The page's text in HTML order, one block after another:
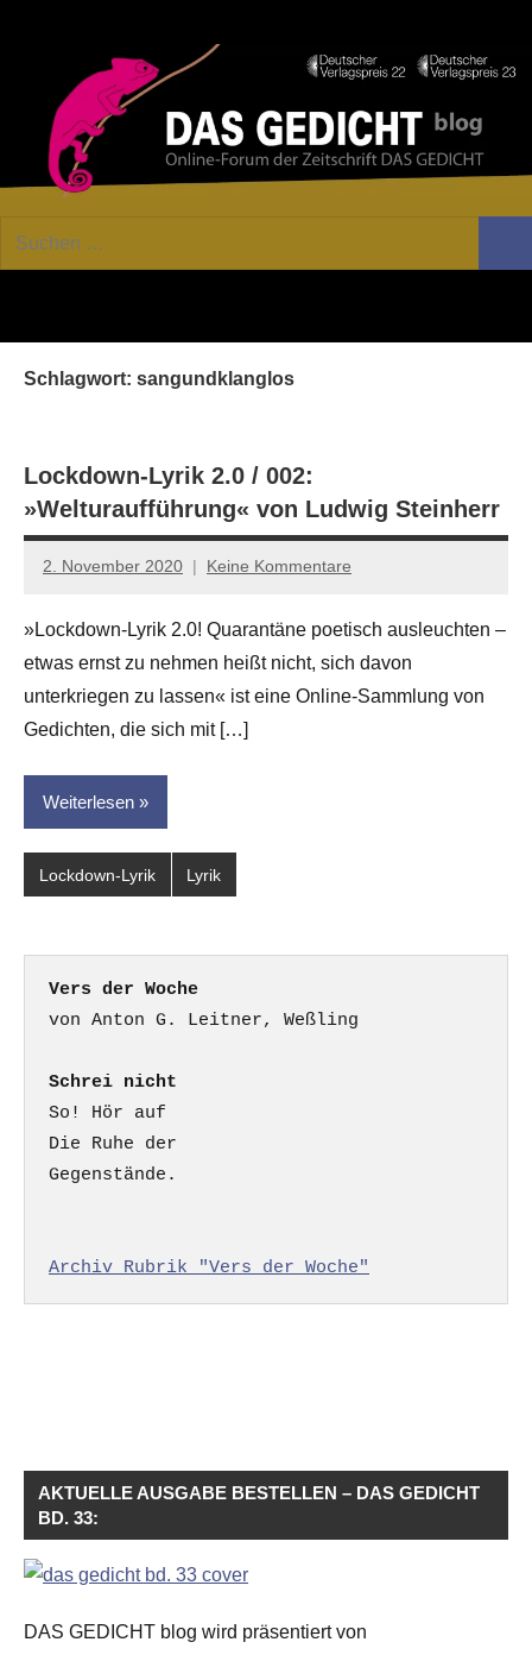
GEDICHT
Forum
von
und
Suchen
Schlagwort: sangundklanglos
Lockdown-Lyrik 2.0 / 002:
»Welturaufführung« von Ludwig Steinherr
2. November 2020
Anton
Leitner
Keine Kommentare
»Lockdown-Lyrik 2.0! Quarantäne poetisch ausleuchten –
etwas ernst zu nehmen heißt nicht, sich davon
unterkriegen zu lassen« ist eine Online-Sammlung von
Gedichten, die sich mit […]
Weiterlesen
Lockdown-Lyrik Lyrik
Vers der Woche
Schrei nicht
So! Hör auf
Die Ruhe der
Gegenstände.
Archiv Rubrik "Vers der Woche"
AKTUELLE AUSGABE BESTELLEN – DAS GEDICHT
BD. 33:
DAS GEDICHT blog wird präsentiert von